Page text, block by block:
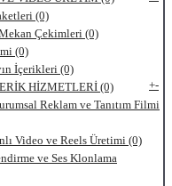
(0)
Çekimleri (0)
(0)
İçerikleri (0)
HİZMETLERİ (0)
+-
Reklam ve Tanıtım Filmi
Video ve Reels Üretimi (0)
ve Ses Klonlama